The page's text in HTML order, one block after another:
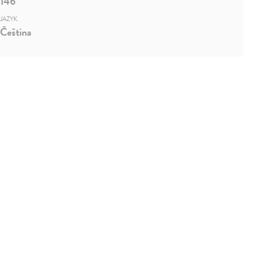
JAZYK
Čeština